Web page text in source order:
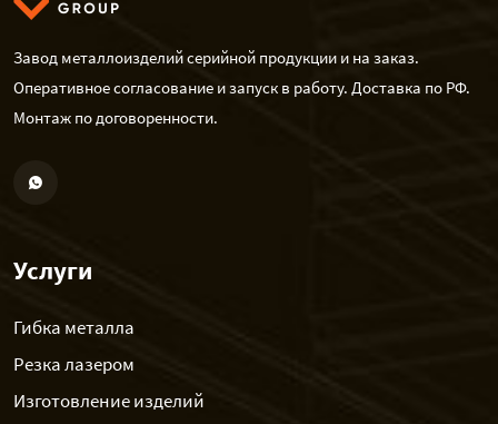
Завод металлоизделий серийной продукции и на заказ.
Оперативное согласование и запуск в работу. Доставка по РФ.
Монтаж по договоренности.
Услуги
Гибка металла
Резка лазером
Изготовление изделий